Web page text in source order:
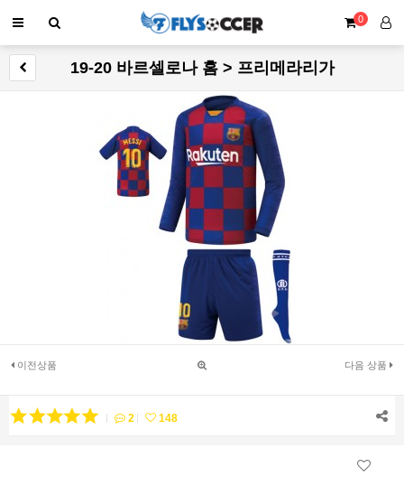
0
19-20 바르셀로나 홈 > 프리메라리가
이전상품 다음 상품
2 148